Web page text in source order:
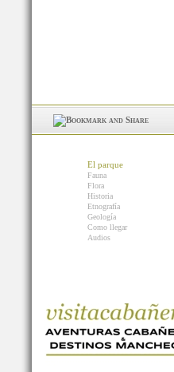
El parque
Fauna
Flora
Historia
Etnografía
Geología
Como llegar
Audios